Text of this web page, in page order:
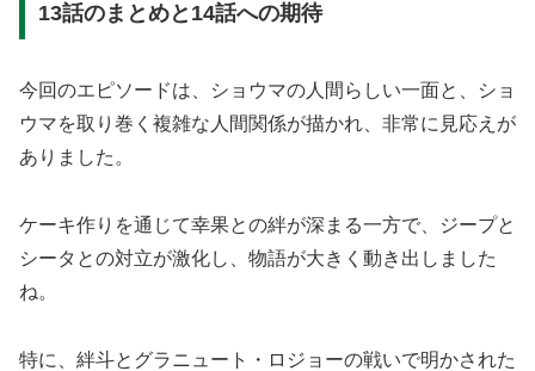
13話のまとめと14話への期待
今回のエピソードは、ショウマの人間らしい一面と、ショ
ウマを取り巻く複雑な人間関係が描かれ、非常に見応えが
ありました。
ケーキ作りを通じて幸果との絆が深まる一方で、ジープと
シータとの対立が激化し、物語が大きく動き出しました
ね。
特に、絆斗とグラニュート・ロジョーの戦いで明かされた